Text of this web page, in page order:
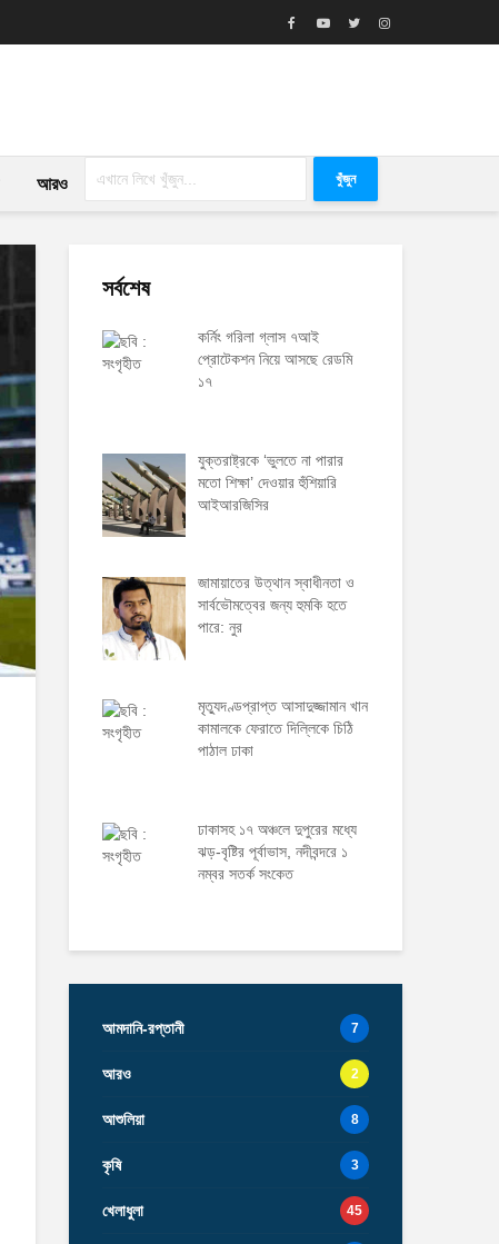
আরও খুঁজুন
সর্বশেষ
কর্নিং গরিলা গ্লাস ৭আই
প্রোটেকশন নিয়ে আসছে রেডমি
১৭
যুক্তরাষ্ট্রকে ‘ভুলতে না পারার
মতো শিক্ষা’ দেওয়ার হুঁশিয়ারি
আইআরজিসির
জামায়াতের উত্থান স্বাধীনতা ও
সার্বভৌমত্বের জন্য হুমকি হতে
পারে: নুর
মৃত্যুদণ্ডপ্রাপ্ত আসাদুজ্জামান খান
কামালকে ফেরাতে দিল্লিকে চিঠি
পাঠাল ঢাকা
ঢাকাসহ ১৭ অঞ্চলে দুপুরের মধ্যে
ঝড়-বৃষ্টির পূর্বাভাস, নদীবন্দরে ১
নম্বর সতর্ক সংকেত
আমদানি-রপ্তানী 7
আরও 2
আশুলিয়া 8
কৃষি 3
খেলাধুলা 45